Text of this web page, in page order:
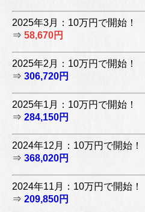
2025年3月：10万円で開始！
⇒ 58,670円
2025年2月：10万円で開始！
⇒ 306,720円
2025年1月：10万円で開始！
⇒ 284,150円
2024年12月：10万円で開始！
⇒ 368,020円
2024年11月：10万円で開始！
⇒ 209,850円